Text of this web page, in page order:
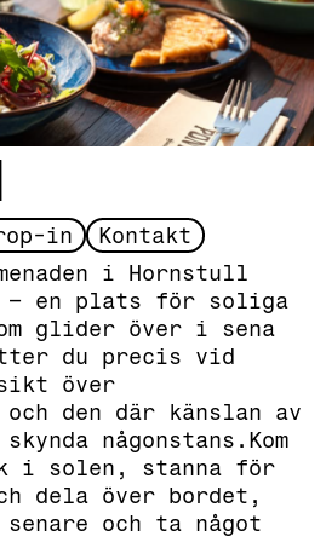
in
Kontakt
i Hornstull
– en plats för soliga
glider över i sena
du precis vid
över
den där känslan av
någonstans.Kom
i solen, stanna för
dela över bordet,
och ta något